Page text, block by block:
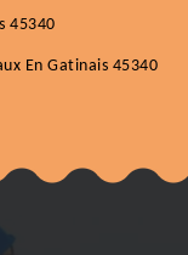
45340
En Gatinais 45340